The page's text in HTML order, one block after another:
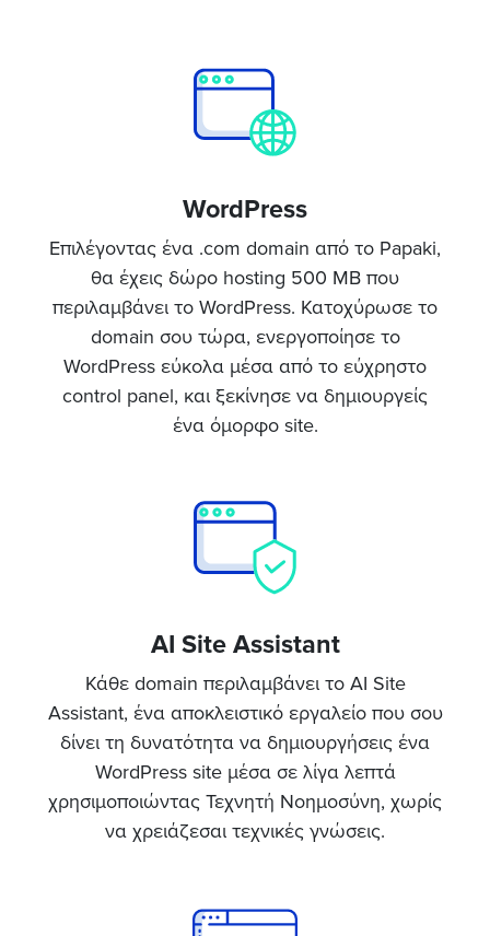
WordPress
Επιλέγοντας ένα .com domain από το Papaki,
θα έχεις δώρο hosting 500 MB που
περιλαμβάνει το WordPress. Κατοχύρωσε το
domain σου τώρα, ενεργοποίησε το
WordPress εύκολα μέσα από το εύχρηστο
control panel, και ξεκίνησε να δημιουργείς
ένα όμορφο site.
AI Site Assistant
Κάθε domain περιλαμβάνει το AI Site
Assistant, ένα αποκλειστικό εργαλείο που σου
δίνει τη δυνατότητα να δημιουργήσεις ένα
WordPress site μέσα σε λίγα λεπτά
χρησιμοποιώντας Τεχνητή Νοημοσύνη, χωρίς
να χρειάζεσαι τεχνικές γνώσεις.